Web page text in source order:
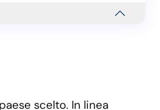
scelto. In linea